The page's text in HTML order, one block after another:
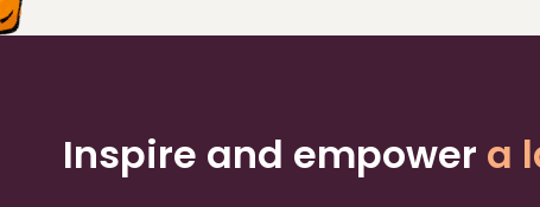
Inspire and empower a